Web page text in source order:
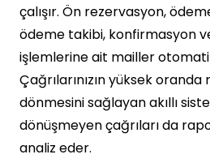
çalışır. Ön rezervasyon,
ödeme takibi, konfirmasyon
işlemlerine ait mailler
Çağrılarınızın yüksek
dönmesini sağlayan akıllı
dönüşmeyen çağrıları da
analiz eder.